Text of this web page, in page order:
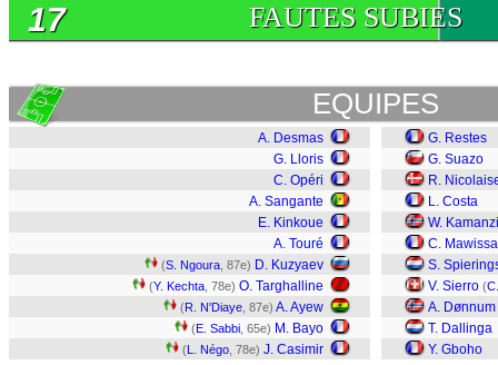
FAUTES SUBIES
17
EQUIPES
A. Desmas
G. Lloris
C. Opéri
A. Sangante
E. Kinkoue
A. Touré
(S. Ngoura , 87e) D. Kuzyaev
(Y. Kechta , 78e) O. Targhalline
(R. N'Diaye , 87e) A. Ayew
(E. Sabbi , 65e) M. Bayo
(L. Négo , 78e) J. Casimir
G. Restes
G. Suazo
R.
L. Costa
W. Kamanzi
C. Mawissa
S.
V. Sierro (
A. Dønnum
T. Dallinga
Y. Gboho